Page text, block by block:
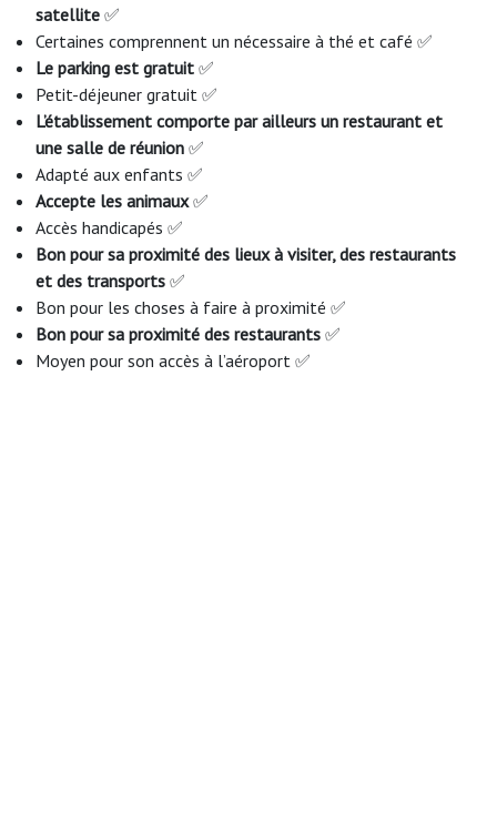
satellite ✅
Certaines comprennent un nécessaire à thé et café ✅
Le parking est gratuit ✅
Petit-déjeuner gratuit ✅
L’établissement comporte par ailleurs un restaurant et
une salle de réunion ✅
Adapté aux enfants ✅
Accepte les animaux✅
Accès handicapés ✅
Bon pour sa proximité des lieux à visiter, des restaurants
et des transports ✅
Bon pour les choses à faire à proximité ✅
Bon pour sa proximité des restaurants ✅
Moyen pour son accès à l’aéroport ✅